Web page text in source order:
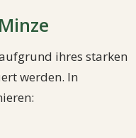
ihres starken
werden. In